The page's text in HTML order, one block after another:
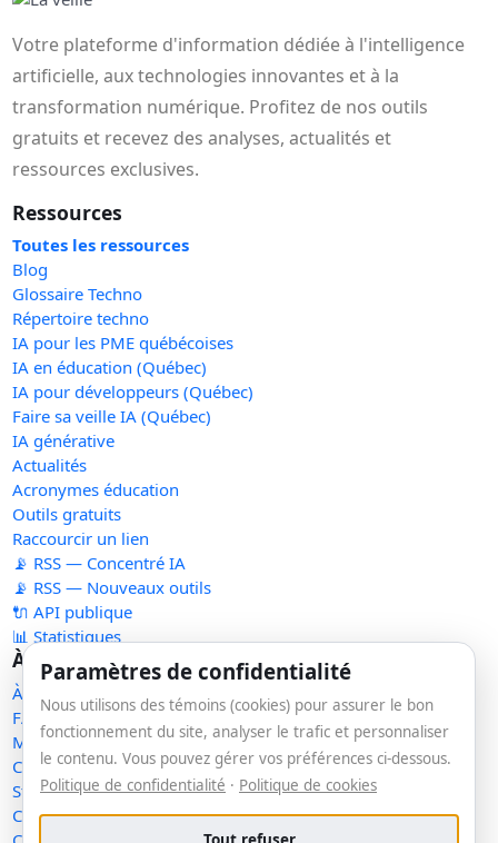
Votre plateforme d'information dédiée à l'intelligence
artificielle, aux technologies innovantes et à la
transformation numérique. Profitez de nos outils
gratuits et recevez des analyses, actualités et
ressources exclusives.
Ressources
Toutes les ressources
Blog
Glossaire Techno
Répertoire techno
IA pour les PME québécoises
IA en éducation (Québec)
IA pour développeurs (Québec)
Faire sa veille IA (Québec)
IA générative
Actualités
Acronymes éducation
Outils gratuits
Raccourcir un lien
📡 RSS — Concentré IA
📡 RSS — Nouveaux outils
🔌 API publique
📊 Statistiques
À propos
À propos
FAQ
Méthodologie
Contact
Statut des services
Confidentialité
Paramètres de confidentialité
Nous utilisons des témoins (cookies) pour assurer le bon
fonctionnement du site, analyser le trafic et personnaliser
le contenu. Vous pouvez gérer vos préférences ci-dessous.
Politique de confidentialité · Politique de cookies